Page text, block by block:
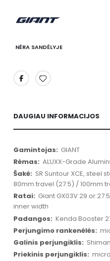
NĖRA SANDĖLYJE
DAUGIAU INFORMACIJOS
Daugiau
informacijos
GIANT
ALUXX-Grade
SR Suntour XCE, steel
80mm travel (27.5) / 100mm
Giant GX03V 29 or
inner width
Kenda Booster